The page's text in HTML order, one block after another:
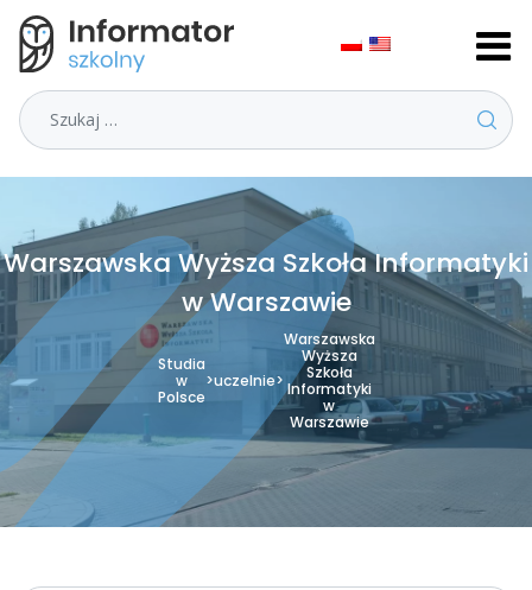
Szukaj
Warszawska Wyższa Szkoła Informatyki
w Warszawie
Studia
w
Polsce
>uczelnie>
Warszawska
Wyższa
Szkoła
Informatyki
w
Warszawie